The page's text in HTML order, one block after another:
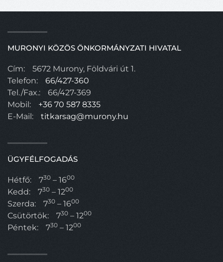
MURONYI KÖZÖS ÖNKORMÁNYZATI HIVATAL
Cím:
5672 Murony, Földvári út 1.
Telefon:
66/427-360
Tel./Fax.:
66/427-369
Mobil:
+36 70 587 8335
E-Mail:
titkarsag@murony.hu
ÜGYFÉLFOGADÁS
Hétfő: 730 – 1600
Kedd: 730 – 1200
Szerda: 730 – 1600
Csütörtök: 730 – 1200
Péntek: 730 – 1200